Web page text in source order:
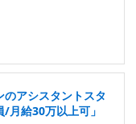
アシスタントスタ
月給30万以上可」